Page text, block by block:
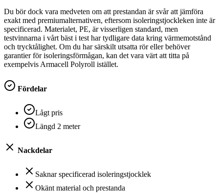
Du bör dock vara medveten om att prestandan är svår att jämföra
exakt med premiumalternativen, eftersom isoleringstjockleken inte är
specificerad. Materialet, PE, är visserligen standard, men
testvinnarna i vårt bäst i test har tydligare data kring värmemotstånd
och trycktålighet. Om du har särskilt utsatta rör eller behöver
garantier för isoleringsförmågan, kan det vara värt att titta på
exempelvis Armacell Polyroll istället.
Fördelar
Lågt pris
Längd 2 meter
Nackdelar
Saknar specificerad isoleringstjocklek
Okänt material och prestanda